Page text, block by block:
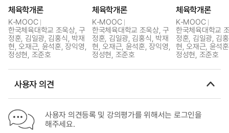
체육학개론
K-MOOC
한국체육대학교 조욱상, 구
정훈, 김일광, 김홍식, 박재
현, 오재근, 윤석훈, 장익영,
정성현, 조준호
체육학개론
K-MOOC
한국체육대학교 조욱상, 구
정훈, 김일광, 김홍식, 박재
현, 오재근, 윤석훈, 장익영,
정성현, 조준호
체육학개론
K-MOOC
한국체육대학교
정훈, 김일광, 김
현, 오재근, 윤석
정성현, 조준호
사용자 의견
사용자 의견등록 및 강의평가를 위해서는 로그인을
해주세요.